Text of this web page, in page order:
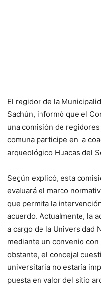
El regidor de la
Sachún, informó que el
una comisión de
comuna participe en la
arqueológico Huacas del
Según explicó, esta
evaluará el marco
que permita la
acuerdo. Actualmente, la
a cargo de la Universidad
mediante un convenio
obstante, el concejal
universitaria no estaría
puesta en valor del sitio